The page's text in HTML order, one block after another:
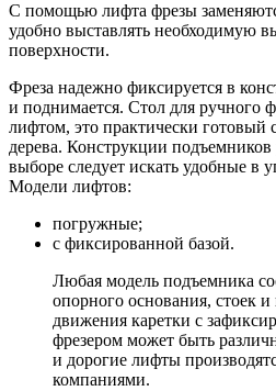
С помощью лифта фрезы
удобно выставлять необходимую
поверхности.
Фреза надежно фиксируется в
и поднимается. Стол для ручного
лифтом, это практически готовый
дерева. Конструкции
выборе следует искать удобные в
Модели лифтов:
погружные;
с фиксированной базой.
Любая модель подъемника
опорного основания, стоек
движения каретки с
фрезером может быть
и дорогие лифты
компаниями.